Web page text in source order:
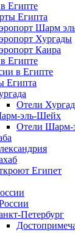
Египте
Египта
Шарм
Хургады
Каира
Египте
в Египте
Египта
Отели
эль-Шейх
Отели Шарм-
Египет
Петербург